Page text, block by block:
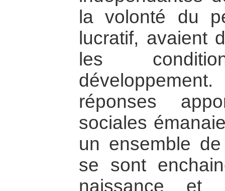
la volonté du
lucratif, avaient
les
réponses
sociales
un ensemble
se sont
naissance et